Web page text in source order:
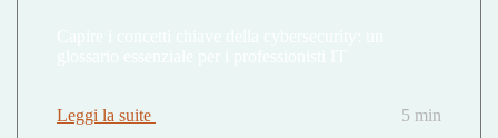
Leggi la suite 5 min